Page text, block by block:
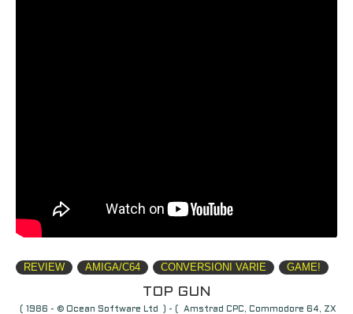
REVIEW AMIGA/C64 CONVERSIONI VARIE GAME!
TOP GUN
( 1986 - © Ocean Software Ltd ) - ( Amstrad CPC, Commodore 64, ZX